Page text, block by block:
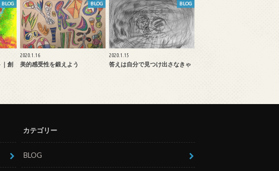
BLOG
創
BLOG
2020.1.16
美的感受性を鍛えよう
BLOG
2020.1.15
答えは自分で見つけ出さなきゃ
カテゴリー
BLOG